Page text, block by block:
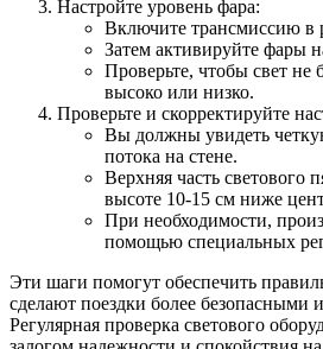
Настройте уровень фара:
Включите трансмиссию в
Затем активируйте фары
Проверьте, чтобы свет
высоко или низко.
Проверьте и скорректируйте
Вы должны увидеть
потока на стене.
Верхняя часть светового
высоте 10-15 см ниже
При необходимости,
помощью специальных
Эти шаги помогут обеспечить
сделают поездки более безопасными
Регулярная проверка светового